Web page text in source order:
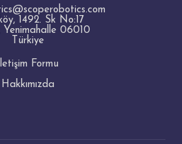
1492. Sk No:17
Yenimahalle 06010
Türkiye
İletişim Formu
Hakkımızda